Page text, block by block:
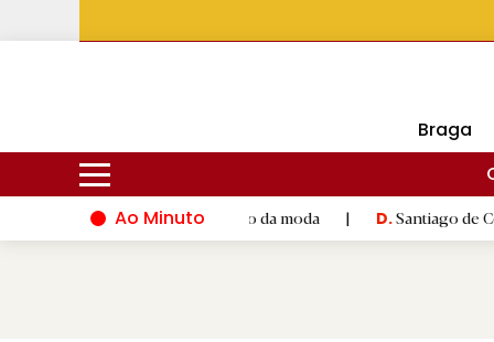
Hoje 16ºC 28ºC DMtv
Braga
Ao Minuto
inovação do mundo da moda | D.Santiago de Compostela